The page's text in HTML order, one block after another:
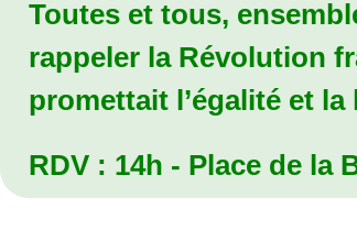
Toutes et tous,
rappeler la Révolution
promettait l’égalité et la
RDV : 14h - Place de la